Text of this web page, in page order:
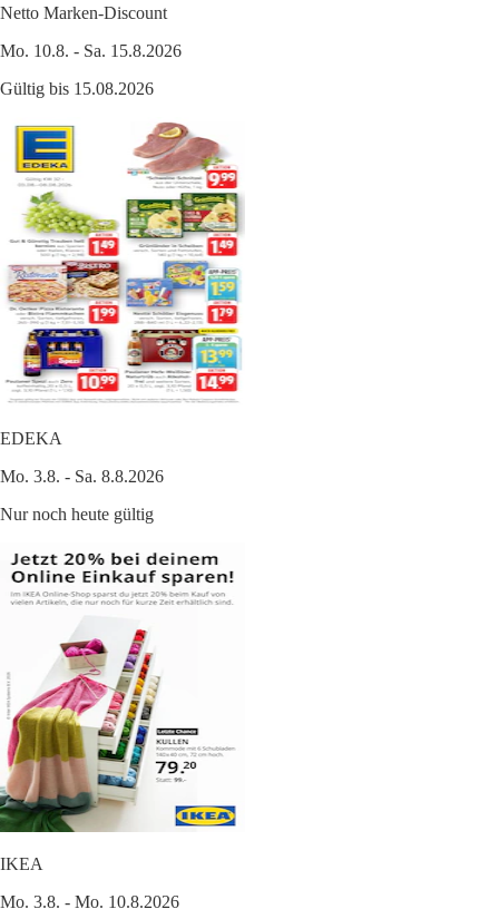
Netto Marken-Discount
Mo. 10.8. - Sa. 15.8.2026
Gültig bis 15.08.2026
EDEKA
Mo. 3.8. - Sa. 8.8.2026
Nur noch heute gültig
IKEA
Mo. 3.8. - Mo. 10.8.2026